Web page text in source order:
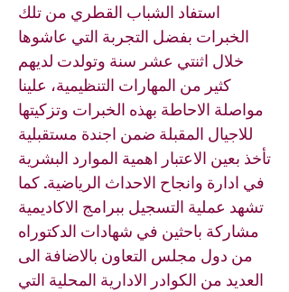
استفاد الشباب القطري من تلك
الخبرات بفضل التجربة التي عاشوها
خلال اثنتي عشر سنة وتولدت لديهم
كثير من المهارات التنظيمية، علينا
مواصلة الاحاطة بهذه الخبرات وتزكيتها
للاجيال المقبلة ضمن اجندة مستقبلية
تأخذ بعين الاعتبار اهمية الموارد البشرية
في ادارة وانجاح الاحداث الرياضية. كما
تشهد عملية التسجيل ببرامج الاكاديمية
مشاركة باحثين في شهادات الدكتوراه
من دول مجلس التعاون بالاضافة الى
العديد من الكوادر الادارية المحلية التي